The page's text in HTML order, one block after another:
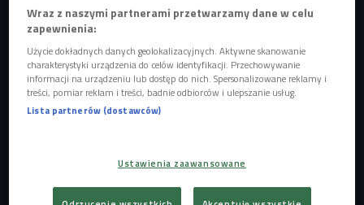
Zdjęcie ilustracyjne Foto: Shutterstock/Africa Studio
nich robi to skutecznie. Według szacunkowych danych w
Polsce żyje 5 milionów osób, którym udało się zerwać z
Wraz z naszymi partnerami przetwarzamy dane w celu
zapewnienia:
Użycie dokładnych danych geolokalizacyjnych. Aktywne skanowanie
charakterystyki urządzenia do celów identyfikacji. Przechowywanie
informacji na urządzeniu lub dostęp do nich. Spersonalizowane reklamy i
treści, pomiar reklam i treści, badnie odbiorców i ulepszanie usług.
Lista partnerów (dostawców)
Ustawienia zaawansowane